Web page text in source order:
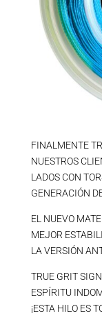
FINALMENTE
NUESTROS
LADOS CON
GENERACIÓN
EL NUEVO
MEJOR
LA VERSIÓN
TRUE GRIT
ESPÍRITU
¡ESTA HILO ES